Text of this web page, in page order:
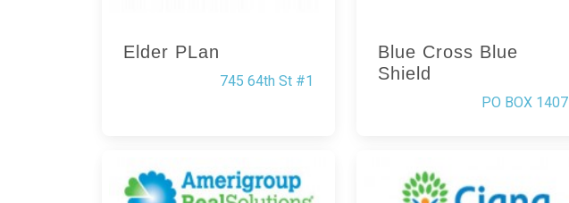
Elder PLan
745 64th St #1
Blue Cross Blue
Shield
PO BOX 1407